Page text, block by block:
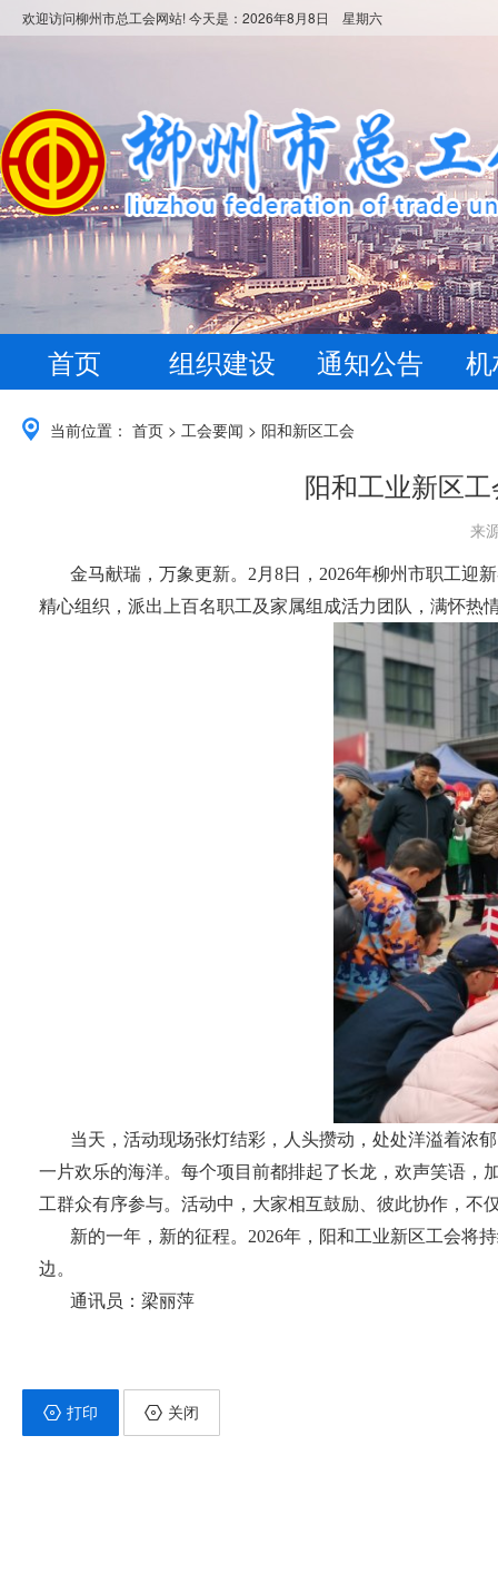
欢迎访问柳州市总工会网站! 今天是： 2026年8月8日 星期六
首页 组织建设 通知公告
当前位置： 首页 > 工会要闻 > 阳和新区工会
阳和工业新区
来
金马献瑞，万象更新。2月8日，2026年柳州市职工迎
精心组织，派出上百名职工及家属组成活力团队，满怀热
当天，活动现场张灯结彩，人头攒动，处处洋溢着浓
一片欢乐的海洋。每个项目前都排起了长龙，欢声笑语，
工群众有序参与。活动中，大家相互鼓励、彼此协作，不
新的一年，新的征程。2026年，阳和工业新区工会将
边。
通讯员：梁丽萍
打印 关闭